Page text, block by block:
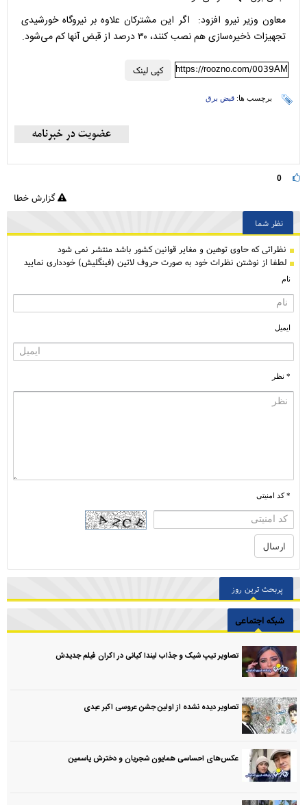
معاون وزیر نیرو افزود: اگر این مشترکان علاوه بر نیروگاه خورشیدی
تجهیزات ذخیره‌سازی هم نصب کنند، ۳۰ درصد از قبض آنها کم می‌شود.
کپی لینک https://roozno.com/0039AM
برچسب ها: قبض برق
0
گزارش خطا
نظر شما
نظراتی كه حاوی توهین و مغایر قوانین کشور باشد منتشر نمی شود
لطفا از نوشتن نظرات خود به صورت حروف لاتین (فینگلیش) خودداری نمایید
نام
ایمیل
* نظر
* کد امنیتی
پربحث ترین روز
شبکه اجتماعی
تصاویر تیپ شیک و جذاب لیندا کیانی در اکران فیلم جدیدش
تصاویر دیده نشده از اولین جشن عروسی اکبر عبدی
عکس‌های احساسی همایون شجریان و دخترش یاسمین